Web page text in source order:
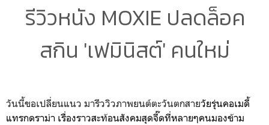
รีวิวหนัง MOXIE ปลดล็อค
สกิน 'เฟมินิสต์' คนใหม่
วันนี้ขอเปลี่ยนแนว มารีววิวภาพยนต์ตะวันตกสายวัยรุ่นคอเมดี้
แทรกดราม่า เรื่องราวสะท้อนสังคมสุดจี๊ดที่หลายๆคนมองข้าม